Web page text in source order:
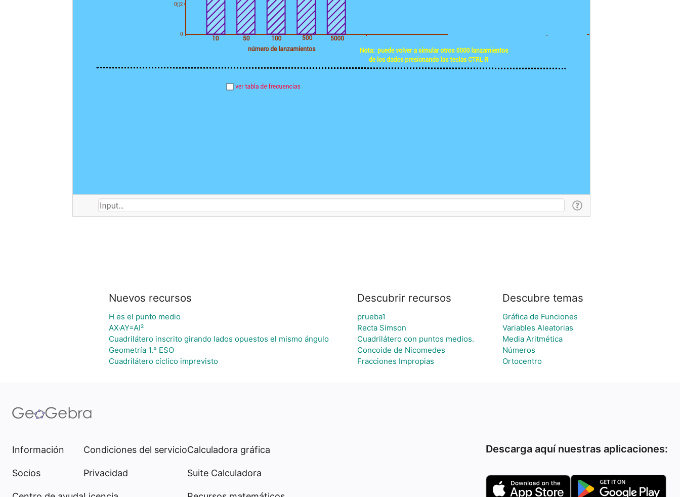
Nuevos recursos
H es el punto medio
AX·AY=AI²
Cuadrilátero inscrito girando lados opuestos el mismo ángulo
Geometría 1.º ESO
Cuadrilátero cíclico imprevisto
Descubrir recursos
prueba1
Recta Simson
Cuadrilátero con puntos medios.
Concoide de Nicomedes
Fracciones Impropias
Descubre temas
Gráfica de Funciones
Variables Aleatorias
Media Aritmética
Números
Ortocentro
Información
Socios
Condiciones del servicio
Privacidad
Calculadora gráfica
Suite Calculadora
Descarga aquí nuestras aplicaciones: